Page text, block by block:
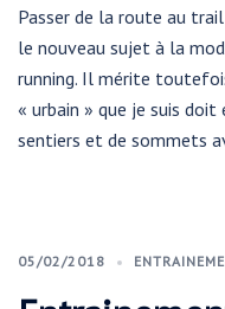
Passer de la route au
le nouveau sujet à la
running. Il mérite
« urbain » que je suis
sentiers et de sommets
05/02/2018